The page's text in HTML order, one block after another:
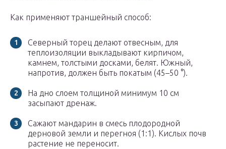
Как применяют траншейный способ:
Северный торец делают отвесным, для
теплоизоляции выкладывают кирпичом,
камнем, толстыми досками, белят. Южный,
напротив, должен быть покатым (45–50 °).
На дно слоем толщиной минимум 10 см
засыпают дренаж.
Сажают мандарин в смесь плодородной
дерновой земли и перегноя (1:1). Кислых почв
растение не переносит.